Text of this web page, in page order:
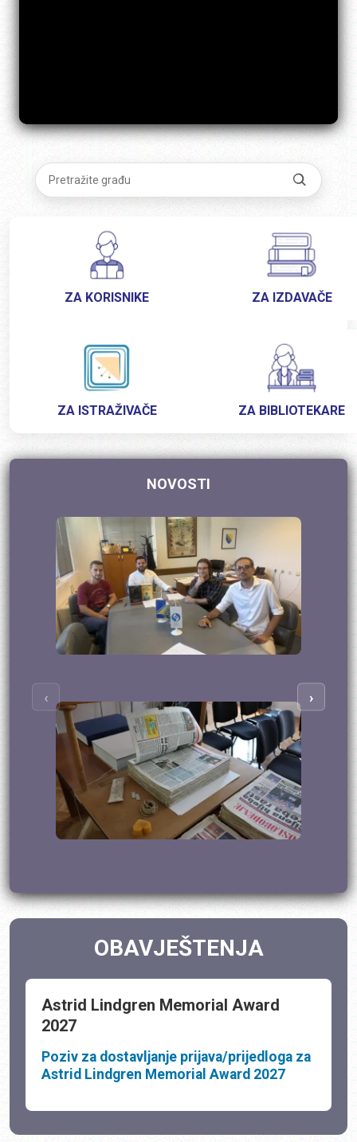
ZA KORISNIKE ZA IZDAVAČE
ZA ISTRAŽIVAČE ZA BIBLIOTEKARE
NOVOSTI
‹ ›
OBAVJEŠTENJA
Astrid Lindgren Memorial Award
2027
Poziv za dostavljanje prijava/prijedloga za
Astrid Lindgren Memorial Award 2027